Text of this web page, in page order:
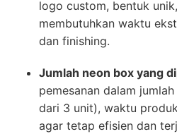
logo custom, bentuk
membutuhkan waktu
dan finishing.
Jumlah neon box yang
pemesanan dalam
dari 3 unit), waktu
agar tetap efisien dan